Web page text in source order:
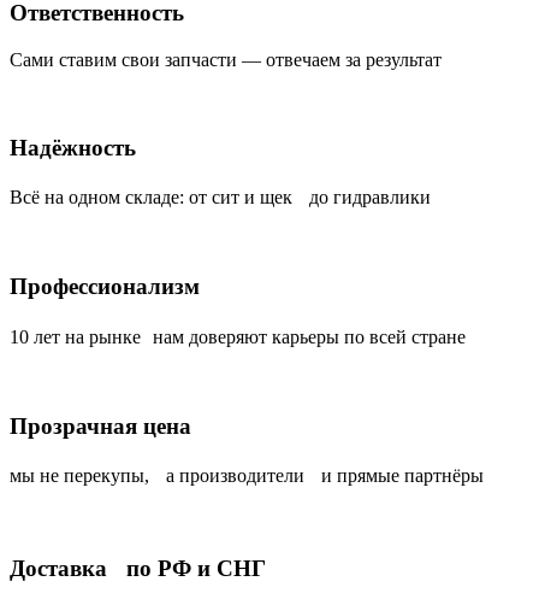
Ответственность
Сами ставим свои запчасти — отвечаем за результат
Надёжность
Всё на одном складе: от сит и щек до гидравлики
Профессионализм
10 лет на рынке нам доверяют карьеры по всей стране
Прозрачная цена
мы не перекупы, а производители и прямые партнёры
Доставка по РФ и СНГ